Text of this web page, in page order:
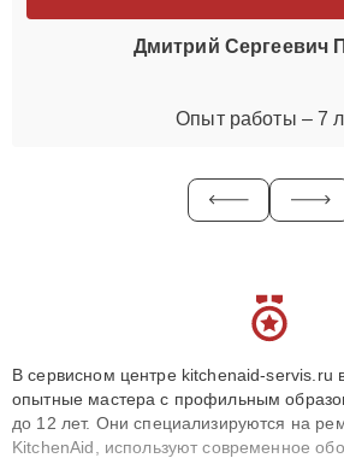
Дмитрий Сергеевич
Опыт работы – 7
В сервисном центре kitchenaid-servis.ru
опытные мастера с профильным
до 12 лет. Они специализируются на
KitchenAid, используют современное